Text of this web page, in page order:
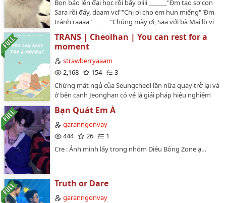
Bọn báo lên đại học rồi bây ơiiii ______"Đm tao sợ con
Sara rồi đấy, daam vcl""Chị ơi cho em hun miếng""Đm
tránh raaaa"______"Chúng mày ơi, Saa với bà Mai lò vi
ơi"______"Wtf bao giờ tao mới thoát khỏi chúng nó vậy
bây?""Còn năm nữa cơ"…
TRANS | Cheolhan | You can rest for a
moment
strawberryaaam
2,168
154
3
Chứng mất ngủ của Seungcheol lần nữa quay trở lại và
ở bên cạnh Jeonghan có vẻ là giải pháp hiệu nghiệm
duy nhất. Đọc để thấy cách mối quan hệ của họ phát
triển qua những hiểu lầm, ngọt ngào và rất nhiều đêm
chung giường. - Tác giả: she_who_walks_free on
AO3Dịch bởi: strawberryaaamLink gốc: https://
được sự cho phép của tác giả, vui lòng không đem đi
Bạn Quát Em À
garanngonvay
444
26
1
Cre : Ảnh mình lấy trong nhóm Diêu Bông Zone ạ…
Truth or Dare
garanngonvay